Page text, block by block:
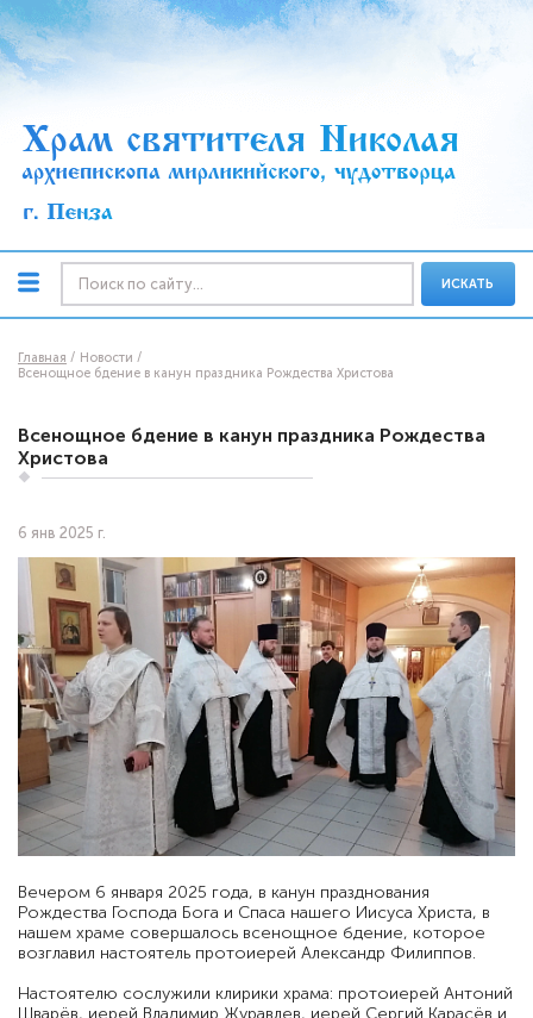
ИСКАТЬ
Главная
Новости
Всенощное бдение в канун праздника Рождества Христова
Всенощное бдение в канун праздника Рождества
Христова
6 янв 2025 г.
Вечером 6 января 2025 года, в канун празднования
Рождества Господа Бога и Спаса нашего Иисуса Христа, в
нашем храме совершалось всенощное бдение, которое
возглавил настоятель протоиерей Александр Филиппов.
Настоятелю сослужили клирики храма: протоиерей Антоний
Шварёв, иерей Владимир Журавлев, иерей Сергий Карасёв и